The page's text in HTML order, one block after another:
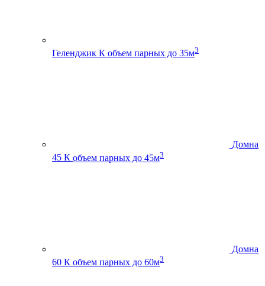
Геленджик К объем парных до 35м3
Домна
45 К объем парных до 45м3
Домна
60 К объем парных до 60м3